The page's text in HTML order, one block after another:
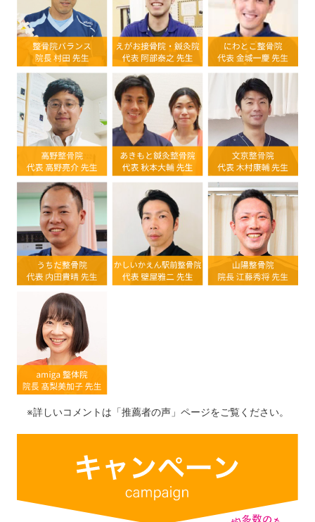
※詳しいコメントは「推薦者の声」ページをご覧ください。